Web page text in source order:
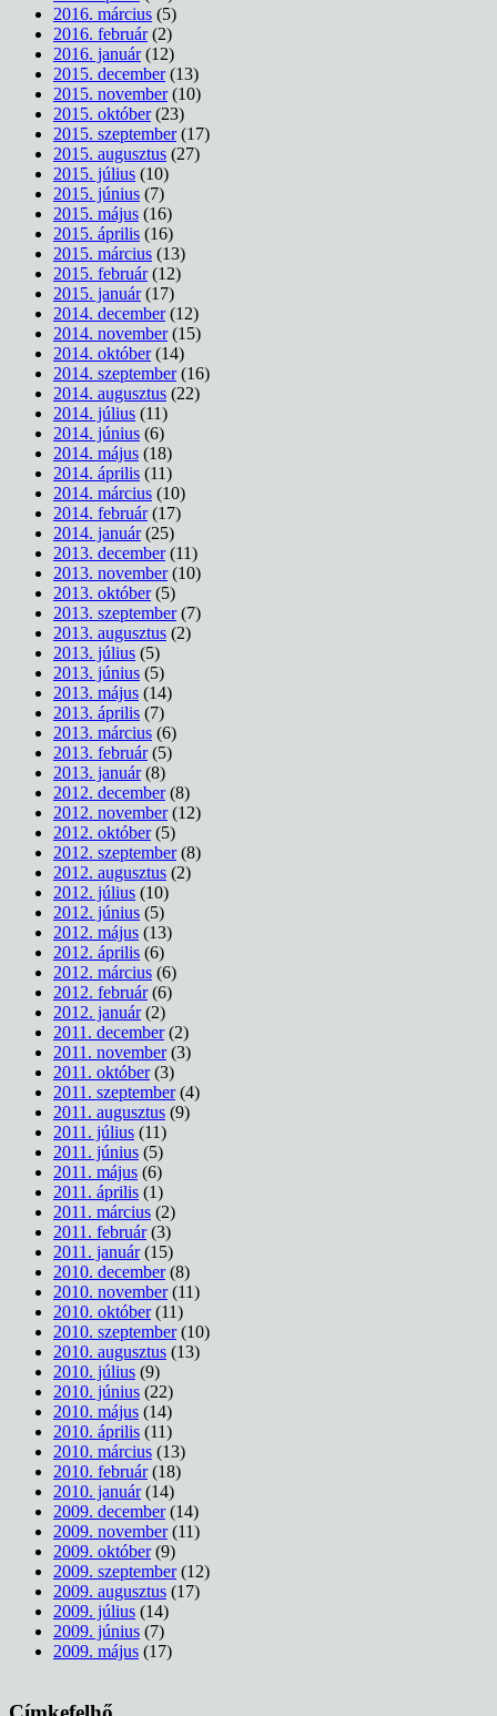
2016. március (5)
2016. február(2)
2016. január(12)
2015. december(13)
2015. november(10)
2015. október(23)
2015. szeptember(17)
2015. augusztus (27)
2015. július (10)
2015. június (7)
2015. május (16)
2015. április (16)
2015. március (13)
2015. február(12)
2015. január(17)
2014. december(12)
2014. november(15)
2014. október(14)
2014. szeptember(16)
2014. augusztus (22)
2014. július (11)
2014. június (6)
2014. május (18)
2014. április (11)
2014. március (10)
2014. február(17)
2014. január(25)
2013. december(11)
2013. november(10)
2013. október(5)
2013. szeptember(7)
2013. augusztus (2)
2013. július (5)
2013. június (5)
2013. május (14)
2013. április (7)
2013. március (6)
2013. február(5)
2013. január(8)
2012. december(8)
2012. november(12)
2012. október(5)
2012. szeptember(8)
2012. augusztus (2)
2012. július (10)
2012. június (5)
2012. május (13)
2012. április (6)
2012. március (6)
2012. február(6)
2012. január(2)
2011. december(2)
2011. november(3)
2011. október(3)
2011. szeptember(4)
2011. augusztus (9)
2011. július (11)
2011. június (5)
2011. május (6)
2011. április (1)
2011. március (2)
2011. február(3)
2011. január(15)
2010. december(8)
2010. november(11)
2010. október(11)
2010. szeptember(10)
2010. augusztus (13)
2010. július (9)
2010. június (22)
2010. május (14)
2010. április (11)
2010. március (13)
2010. február(18)
2010. január(14)
2009. december(14)
2009. november(11)
2009. október(9)
2009. szeptember(12)
2009. augusztus (17)
2009. július (14)
2009. június (7)
2009. május (17)